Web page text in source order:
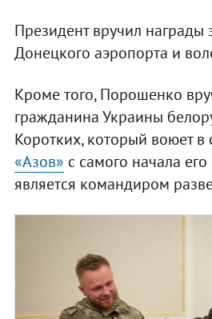
Президент вручил награды
Донецкого аэропорта и
Кроме того, Порошенко
гражданина Украины
Коротких, который воюет в
«Азов» с самого начала
является командиром